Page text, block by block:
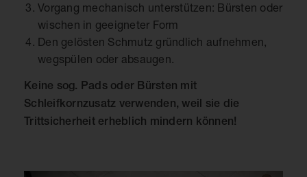
Vorgang mechanisch unterstützen: Bürsten oder
wischen in geeigneter Form
Den gelösten Schmutz gründlich aufnehmen,
wegspülen oder absaugen.
Keine sog. Pads oder Bürsten mit
Schleifkornzusatz verwenden, weil sie die
Trittsicherheit erheblich mindern können!